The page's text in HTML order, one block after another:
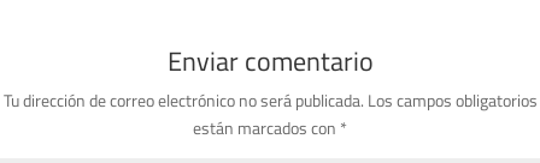
Enviar comentario
Tu dirección de correo electrónico no será publicada. Los campos obligatorios
están marcados con *